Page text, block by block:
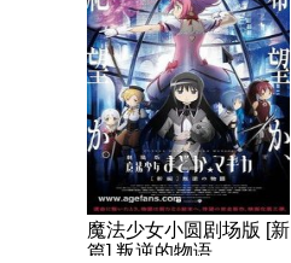
魔法少女小圆剧场版 [新
篇] 叛逆的物语